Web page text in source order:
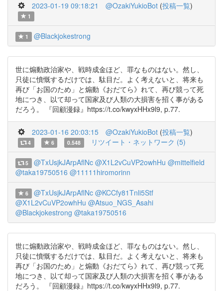
2023-01-19 09:18:21 @OzakiYukioBot (投稿一覧)
1
1 @Blackjokestrong
世に煽動政治家や、戦時成金ほど、罪なものはない。然し、
只徒に憤慨するだけでは、駄目だ。よく考えないと、将来も
再び「お国のため」と煽動《おだてら》れて、再び競って死
地につき、以て却って国家及び人類の大損害を招く事がある
だろう。 『回顧漫録』https://t.co/kwyxHHx9l9, p.77.
2023-01-16 20:03:15 @OzakiYukioBot (投稿一覧)
4 6 0.548 リツイート・ネットワーク (5)
5 @TxUsjkJArpAflNc @X1L2vCuVP2owhHu @mittelfield
@taka19750516 @11111hiromorinn
6 @TxUsjkJArpAflNc @KCCfy81Tnli5Stf
@X1L2vCuVP2owhHu @Atsuo_NGS_Asahi
@Blackjokestrong @taka19750516
世に煽動政治家や、戦時成金ほど、罪なものはない。然し、
只徒に憤慨するだけでは、駄目だ。よく考えないと、将来も
再び「お国のため」と煽動《おだてら》れて、再び競って死
地につき、以て却って国家及び人類の大損害を招く事がある
だろう。 『回顧漫録』https://t.co/kwyxHHx9l9, p.77.